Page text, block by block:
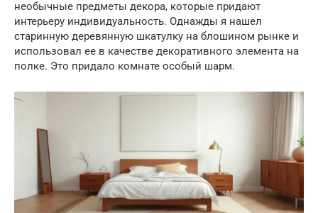
необычные предметы декора, которые придают
интерьеру индивидуальность. Однажды я нашел
старинную деревянную шкатулку на блошином рынке и
использовал ее в качестве декоративного элемента на
полке. Это придало комнате особый шарм.